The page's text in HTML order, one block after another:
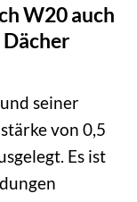
W20 auch
seiner
von 0,5
Es ist